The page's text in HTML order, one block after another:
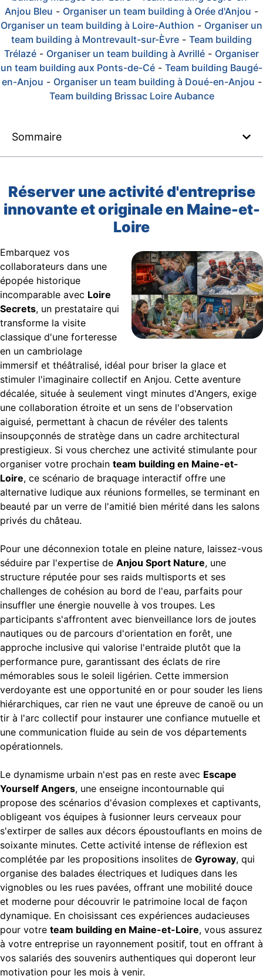
Anjou Bleu - Organiser un team building à Orée d'Anjou -
Organiser un team building à Loire-Authion - Organiser un
team building à Montrevault-sur-Èvre - Team building
Trélazé - Organiser un team building à Avrillé - Organiser
un team building aux Ponts-de-Cé - Team building Baugé-
en-Anjou - Organiser un team building à Doué-en-Anjou -
Team building Brissac Loire Aubance
Sommaire
Réserver une activité d'entreprise
innovante et originale en Maine-et-
Loire
Embarquez vos
collaborateurs dans une
épopée historique
incomparable avec Loire
Secrets, un prestataire qui
transforme la visite
classique d'une forteresse
en un cambriolage
immersif et théâtralisé, idéal pour briser la glace et
stimuler l'imaginaire collectif en Anjou. Cette aventure
décalée, située à seulement vingt minutes d'Angers, exige
une collaboration étroite et un sens de l'observation
aiguisé, permettant à chacun de révéler des talents
insoupçonnés de stratège dans un cadre architectural
prestigieux. Si vous cherchez une activité stimulante pour
organiser votre prochain team building en Maine-et-
Loire, ce scénario de braquage interactif offre une
alternative ludique aux réunions formelles, se terminant en
beauté par un verre de l'amitié bien mérité dans les salons
privés du château.
Pour une déconnexion totale en pleine nature, laissez-vous
séduire par l'expertise de Anjou Sport Nature, une
structure réputée pour ses raids multisports et ses
challenges de cohésion au bord de l'eau, parfaits pour
insuffler une énergie nouvelle à vos troupes. Les
participants s'affrontent avec bienveillance lors de joutes
nautiques ou de parcours d'orientation en forêt, une
approche inclusive qui valorise l'entraide plutôt que la
performance pure, garantissant des éclats de rire
mémorables sous le soleil ligérien. Cette immersion
verdoyante est une opportunité en or pour souder les liens
hiérarchiques, car rien ne vaut une épreuve de canoë ou un
tir à l'arc collectif pour instaurer une confiance mutuelle et
une communication fluide au sein de vos départements
opérationnels.
Le dynamisme urbain n'est pas en reste avec Escape
Yourself Angers, une enseigne incontournable qui
propose des scénarios d'évasion complexes et captivants,
obligeant vos équipes à fusionner leurs cerveaux pour
s'extirper de salles aux décors époustouflants en moins de
soixante minutes. Cette activité intense de réflexion est
complétée par les propositions insolites de Gyroway, qui
organise des balades électriques et ludiques dans les
vignobles ou les rues pavées, offrant une mobilité douce
et moderne pour découvrir le patrimoine local de façon
dynamique. En choisissant ces expériences audacieuses
pour votre team building en Maine-et-Loire, vous assurez
à votre entreprise un rayonnement positif, tout en offrant à
vos salariés des souvenirs authentiques qui doperont leur
motivation pour les mois à venir.